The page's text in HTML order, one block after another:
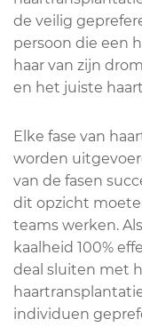
de veilig
persoon die een
haar van zijn
en het juiste
Elke fase van
worden
van de fasen
dit opzicht
teams werken.
kaalheid 100%
deal sluiten met
individuen